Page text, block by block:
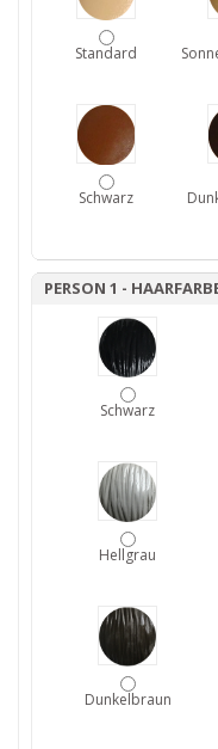
Standard
Schwarz
PERSON 1 -
Schwarz
Hellgrau
Dunkelbraun